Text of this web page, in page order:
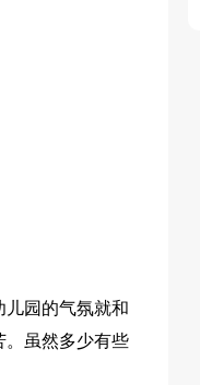
园的气氛就和
。虽然多少有些